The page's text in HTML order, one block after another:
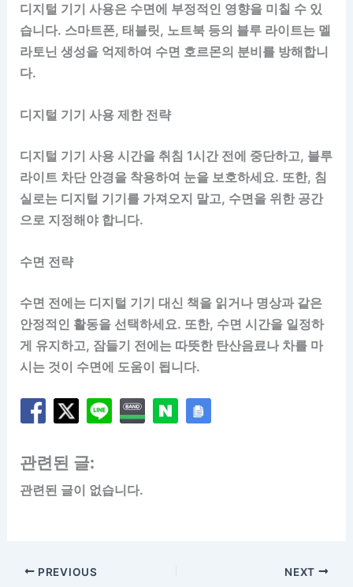
디지털 기기 사용은 수면에 부정적인 영향을 미칠 수 있
습니다. 스마트폰, 태블릿, 노트북 등의 블루 라이트는 멜
라토닌 생성을 억제하여 수면 호르몬의 분비를 방해합니
다.
디지털 기기 사용 제한 전략
디지털 기기 사용 시간을 취침 1시간 전에 중단하고, 블루
라이트 차단 안경을 착용하여 눈을 보호하세요. 또한, 침
실로는 디지털 기기를 가져오지 말고, 수면을 위한 공간
으로 지정해야 합니다.
수면 전략
수면 전에는 디지털 기기 대신 책을 읽거나 명상과 같은
안정적인 활동을 선택하세요. 또한, 수면 시간을 일정하
게 유지하고, 잠들기 전에는 따뜻한 탄산음료나 차를 마
시는 것이 수면에 도움이 됩니다.
관련된 글:
관련된 글이 없습니다.
PREVIOUS NEXT